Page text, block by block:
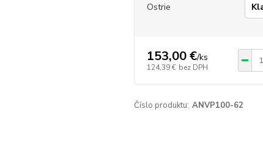
Ostrie
153,00 €/ks
124,39 € bez DPH
Číslo produktu: ANVP100-62